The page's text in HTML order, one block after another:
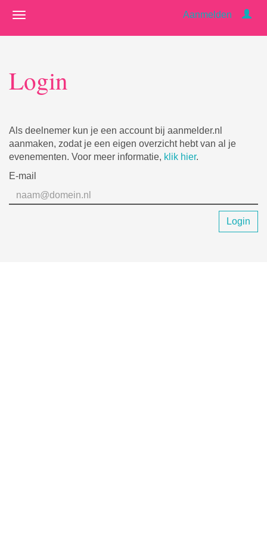
Aanmelden
Login
Als deelnemer kun je een account bij aanmelder.nl
aanmaken, zodat je een eigen overzicht hebt van al je
evenementen. Voor meer informatie, klik hier.
E-mail
Login